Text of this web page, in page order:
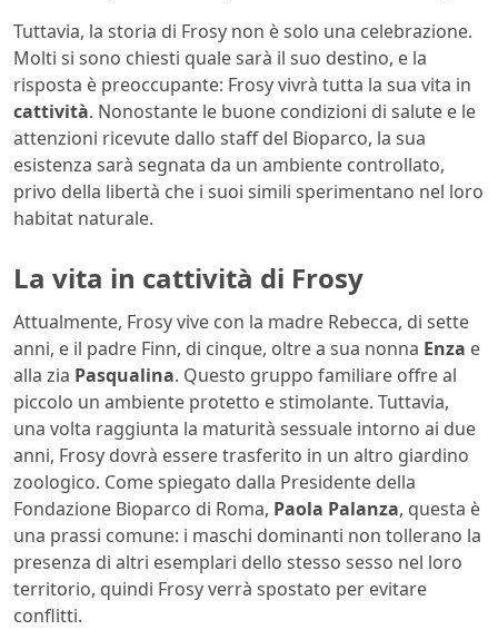
Tuttavia, la storia di Frosy non è solo una celebrazione.
Molti si sono chiesti quale sarà il suo destino, e la
risposta è preoccupante: Frosy vivrà tutta la sua vita in
cattività. Nonostante le buone condizioni di salute e le
attenzioni ricevute dallo staff del Bioparco, la sua
esistenza sarà segnata da un ambiente controllato,
privo della libertà che i suoi simili sperimentano nel loro
habitat naturale.
La vita in cattività di Frosy
Attualmente, Frosy vive con la madre Rebecca, di sette
anni, e il padre Finn, di cinque, oltre a sua nonna Enza e
alla zia Pasqualina. Questo gruppo familiare offre al
piccolo un ambiente protetto e stimolante. Tuttavia,
una volta raggiunta la maturità sessuale intorno ai due
anni, Frosy dovrà essere trasferito in un altro giardino
zoologico. Come spiegato dalla Presidente della
Fondazione Bioparco di Roma, Paola Palanza, questa è
una prassi comune: i maschi dominanti non tollerano la
presenza di altri esemplari dello stesso sesso nel loro
territorio, quindi Frosy verrà spostato per evitare
conflitti.